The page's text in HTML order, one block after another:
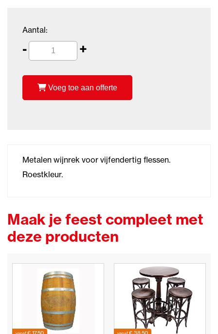
Aantal:
- +
Voeg toe aan offerte
Metalen wijnrek voor vijfendertig flessen.
Roestkleur.
Maak je feest compleet met
deze producten